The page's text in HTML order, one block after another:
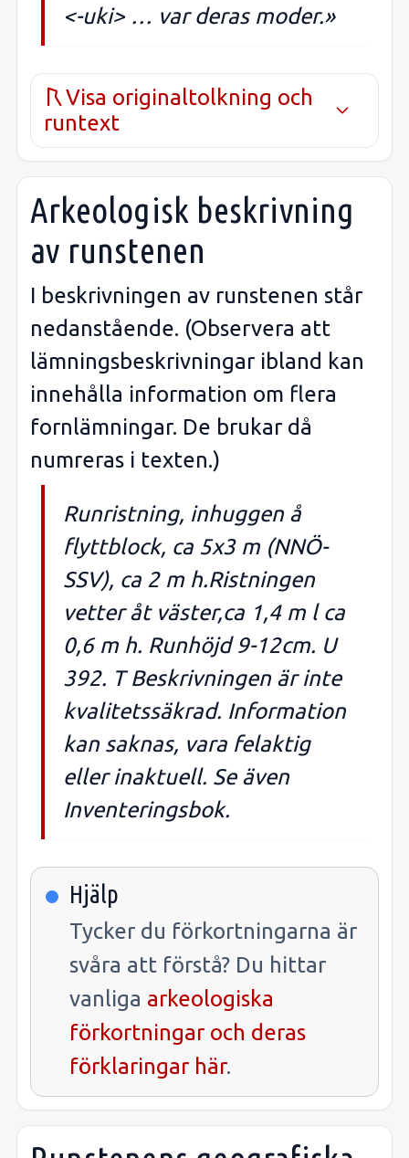
<-uki> … var deras moder.»
Visa originaltolkning och
runtext
Arkeologisk beskrivning
av runstenen
I beskrivningen av runstenen står
nedanstående. (Observera att
lämningsbeskrivningar ibland kan
innehålla information om flera
fornlämningar. De brukar då
numreras i texten.)
Runristning, inhuggen å
flyttblock, ca 5x3 m (NNÖ-
SSV), ca 2 m h.Ristningen
vetter åt väster,ca 1,4 m l ca
0,6 m h. Runhöjd 9-12cm. U
392. T Beskrivningen är inte
kvalitetssäkrad. Information
kan saknas, vara felaktig
eller inaktuell. Se även
Inventeringsbok.
Hjälp
Tycker du förkortningarna är
svåra att förstå? Du hittar
vanliga arkeologiska
förkortningar och deras
förklaringar här.